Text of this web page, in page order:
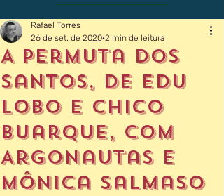
A Permuta dos
Santos, de Edu
Lobo e Chico
Buarque, com
Argonautas e
Mônica Salmaso
Rafael Torres
26 de set. de 2020 2 min de leitura